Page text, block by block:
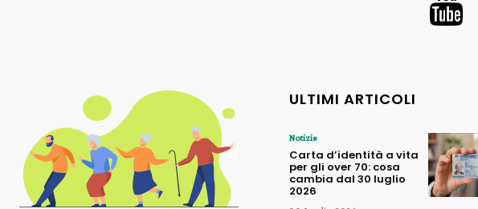
ULTIMI ARTICOLI
Notizie
Carta d’identità a vita
per gli over 70: cosa
cambia dal 30 luglio
2026